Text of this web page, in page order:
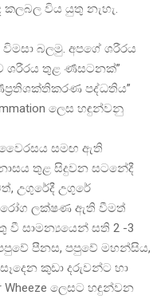
විය යුතු නැහැ.
බලමු. අපගේ ශරීරය
තුළ ර්‍ණසටනක්”
පද්ධතිය”
ලෙස හඳුන්වනු
වෛරසය සමඟ ඇති
තුළ සිදුවන සටනේදී
උගුරේදී උගුරේ
රෝග ලක්ෂණ ඇති වීමත්
වී සාමන්‍යයෙන් සති 2 -3
පීනස, පපුවේ මහන්සිය,
කුඩා දරුවන්ට හා
ලෙසට හඳුන්වන